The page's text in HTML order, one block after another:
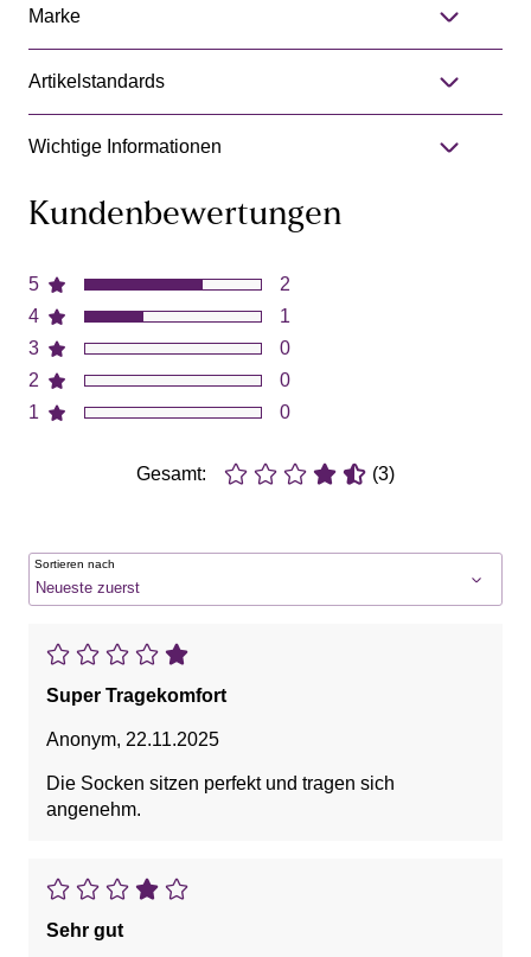
Marke
Artikelstandards
Wichtige Informationen
Kundenbewertungen
5
4
3
2
1
2
1
0
0
0
Gesamt: (3)
Sortieren nach
Super Tragekomfort
Anonym, 22.11.2025
Die Socken sitzen perfekt und tragen sich
angenehm.
Sehr gut